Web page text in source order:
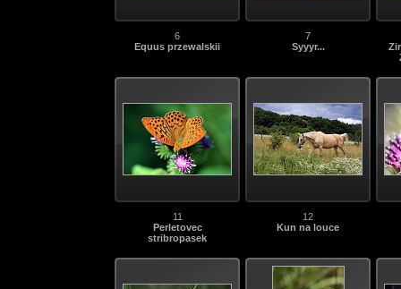
6
Equus przewalskii
7
Syyyr...
11
Perletovec
stribropasek
12
Kun na louce